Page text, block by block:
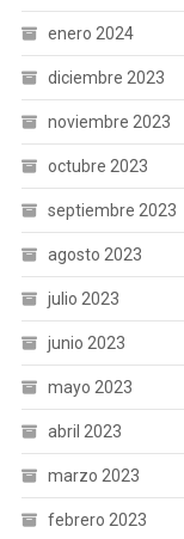
enero 2024
diciembre 2023
noviembre 2023
octubre 2023
septiembre 2023
agosto 2023
julio 2023
junio 2023
mayo 2023
abril 2023
marzo 2023
febrero 2023